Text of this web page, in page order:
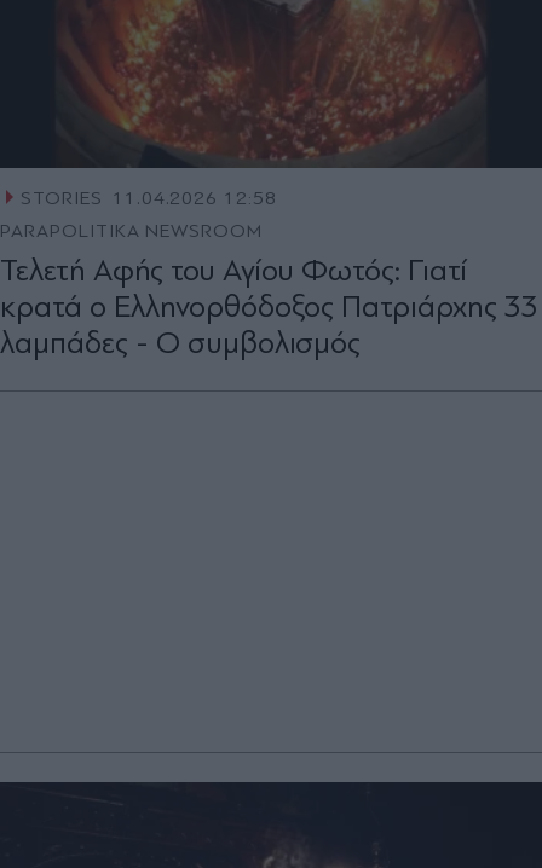
STORIES
11.04.2026 12:58
PARAPOLITIKA NEWSROOM
Τελετή Αφής του Αγίου Φωτός: Γιατί
κρατά ο Ελληνορθόδοξος Πατριάρχης 33
λαμπάδες - Ο συμβολισμός